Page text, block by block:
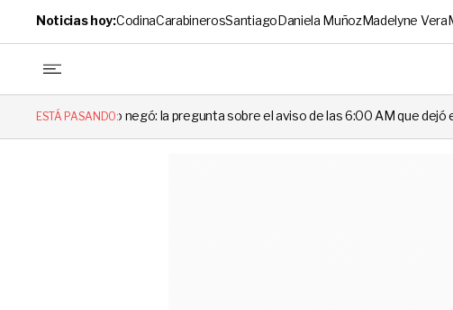
Noticias hoy:CodinaCarabinerosSantiagoDaniela MuñozMadelyne Vera
ESTÁ PASANDO:
la pregunta sobre el aviso de las 6:00 AM que dejó en evidencia al